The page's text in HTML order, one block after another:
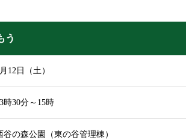
う
12日（土）
時30分～15時
谷の森公園（東の谷管理棟）